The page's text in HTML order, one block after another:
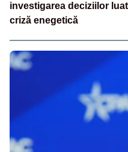
investigarea deciziilor
criză enegetică